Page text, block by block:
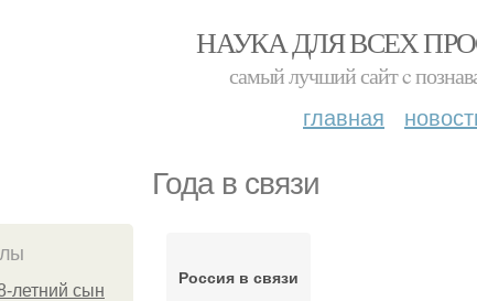
НАУКА ДЛЯ ВСЕХ
самый лучший сайт c
главная
Года в связи
летний сын
Россия в связи